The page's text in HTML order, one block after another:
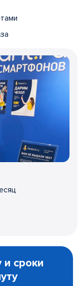
сроки